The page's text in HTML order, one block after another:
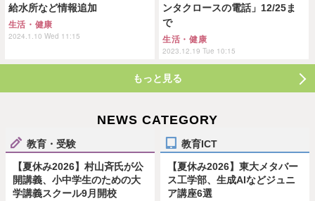
給水所など情報追加
生活・健康
2024.1.10 Wed 11:15
ンタクロースの電話」12/25ま
で
生活・健康
2023.12.19 Tue 10:15
もっと見る
NEWS CATEGORY
教育・受験
【夏休み2026】村山斉氏が公
開講義、小中学生のための大
学講義スクール9月開校
教育ICT
【夏休み2026】東大メタバー
ス工学部、生成AIなどジュニ
ア講座6選